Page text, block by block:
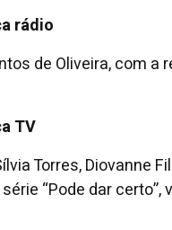
rádio
de Oliveira, com a
TV
Torres, Diovanne
“Pode dar